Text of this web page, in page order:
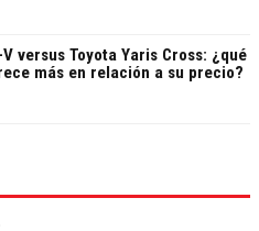
V versus Toyota Yaris Cross: ¿qué
más en relación a su precio?